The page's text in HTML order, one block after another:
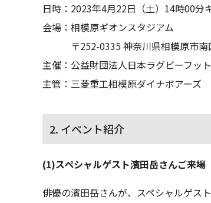
日時：2023年4月22日（土）14時00分
会場：相模原ギオンスタジアム
〒252-0335 神奈川県相模原市
主催：公益財団法人日本ラグビーフッ
主管：三菱重工相模原ダイナボアーズ
2. イベント紹介
(1)スペシャルゲスト濱田岳さんご来場
俳優の濱田岳さんが、スペシャルゲス